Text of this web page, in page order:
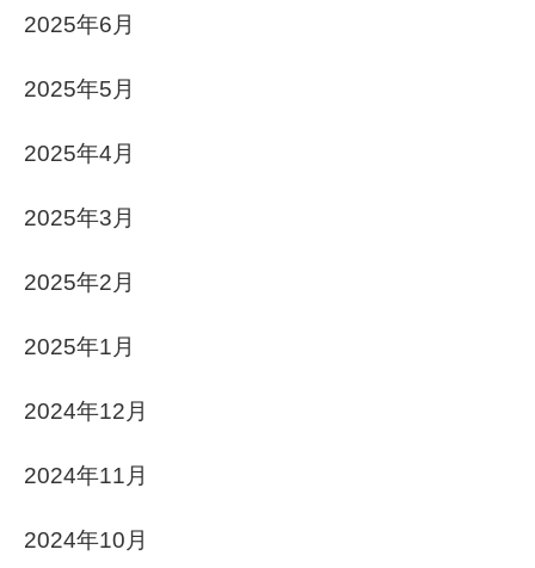
2025年6月
2025年5月
2025年4月
2025年3月
2025年2月
2025年1月
2024年12月
2024年11月
2024年10月